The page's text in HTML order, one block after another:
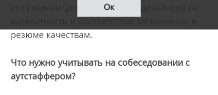
его главная цель – проверить дизайнера на
адекватность и соответствие заявленным в
резюме качествам.
Что нужно учитывать на собеседовании с
аутстаффером?
Ок